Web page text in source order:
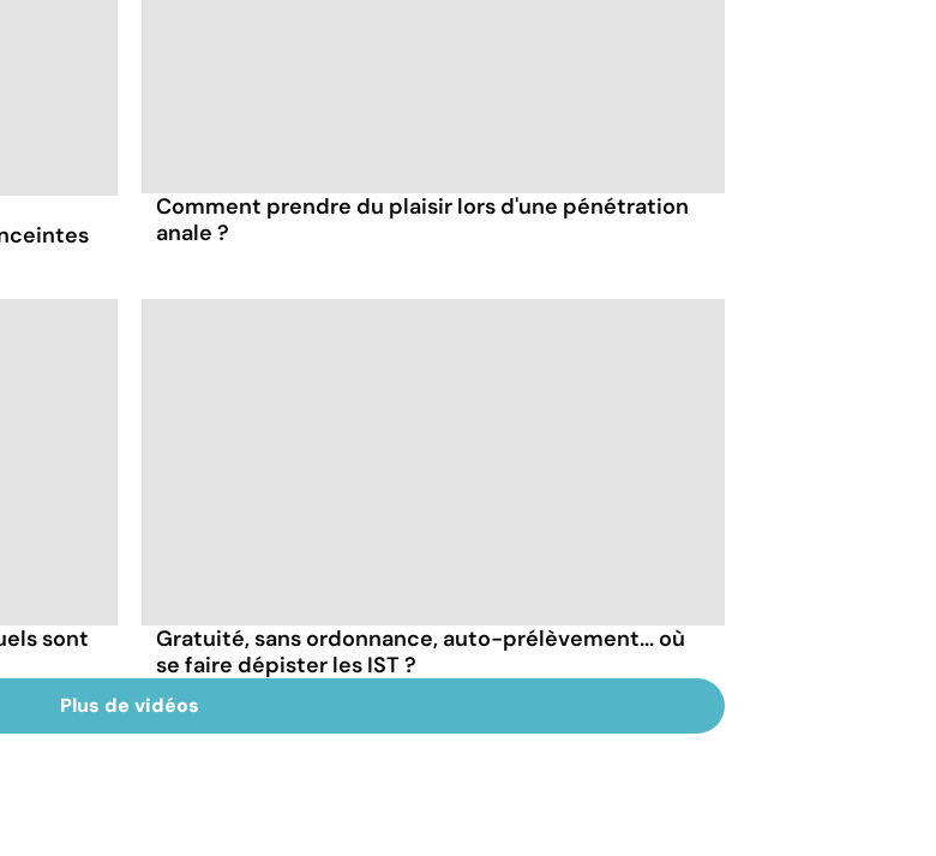
Comment prendre du plaisir lors d'une pénétration
anale ?
sont
Gratuité, sans ordonnance, auto-prélèvement... où
se faire dépister les IST ?
Plus de vidéos